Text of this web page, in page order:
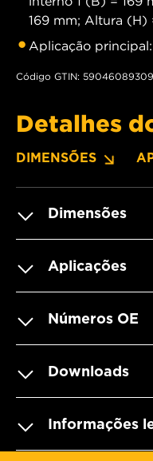
169 mm; Altura (H)
Aplicação principal:
Código GTIN:
Detalhes
DIMENSÕES
Dimensões
Aplicações
Números OE
Downloads
Informações